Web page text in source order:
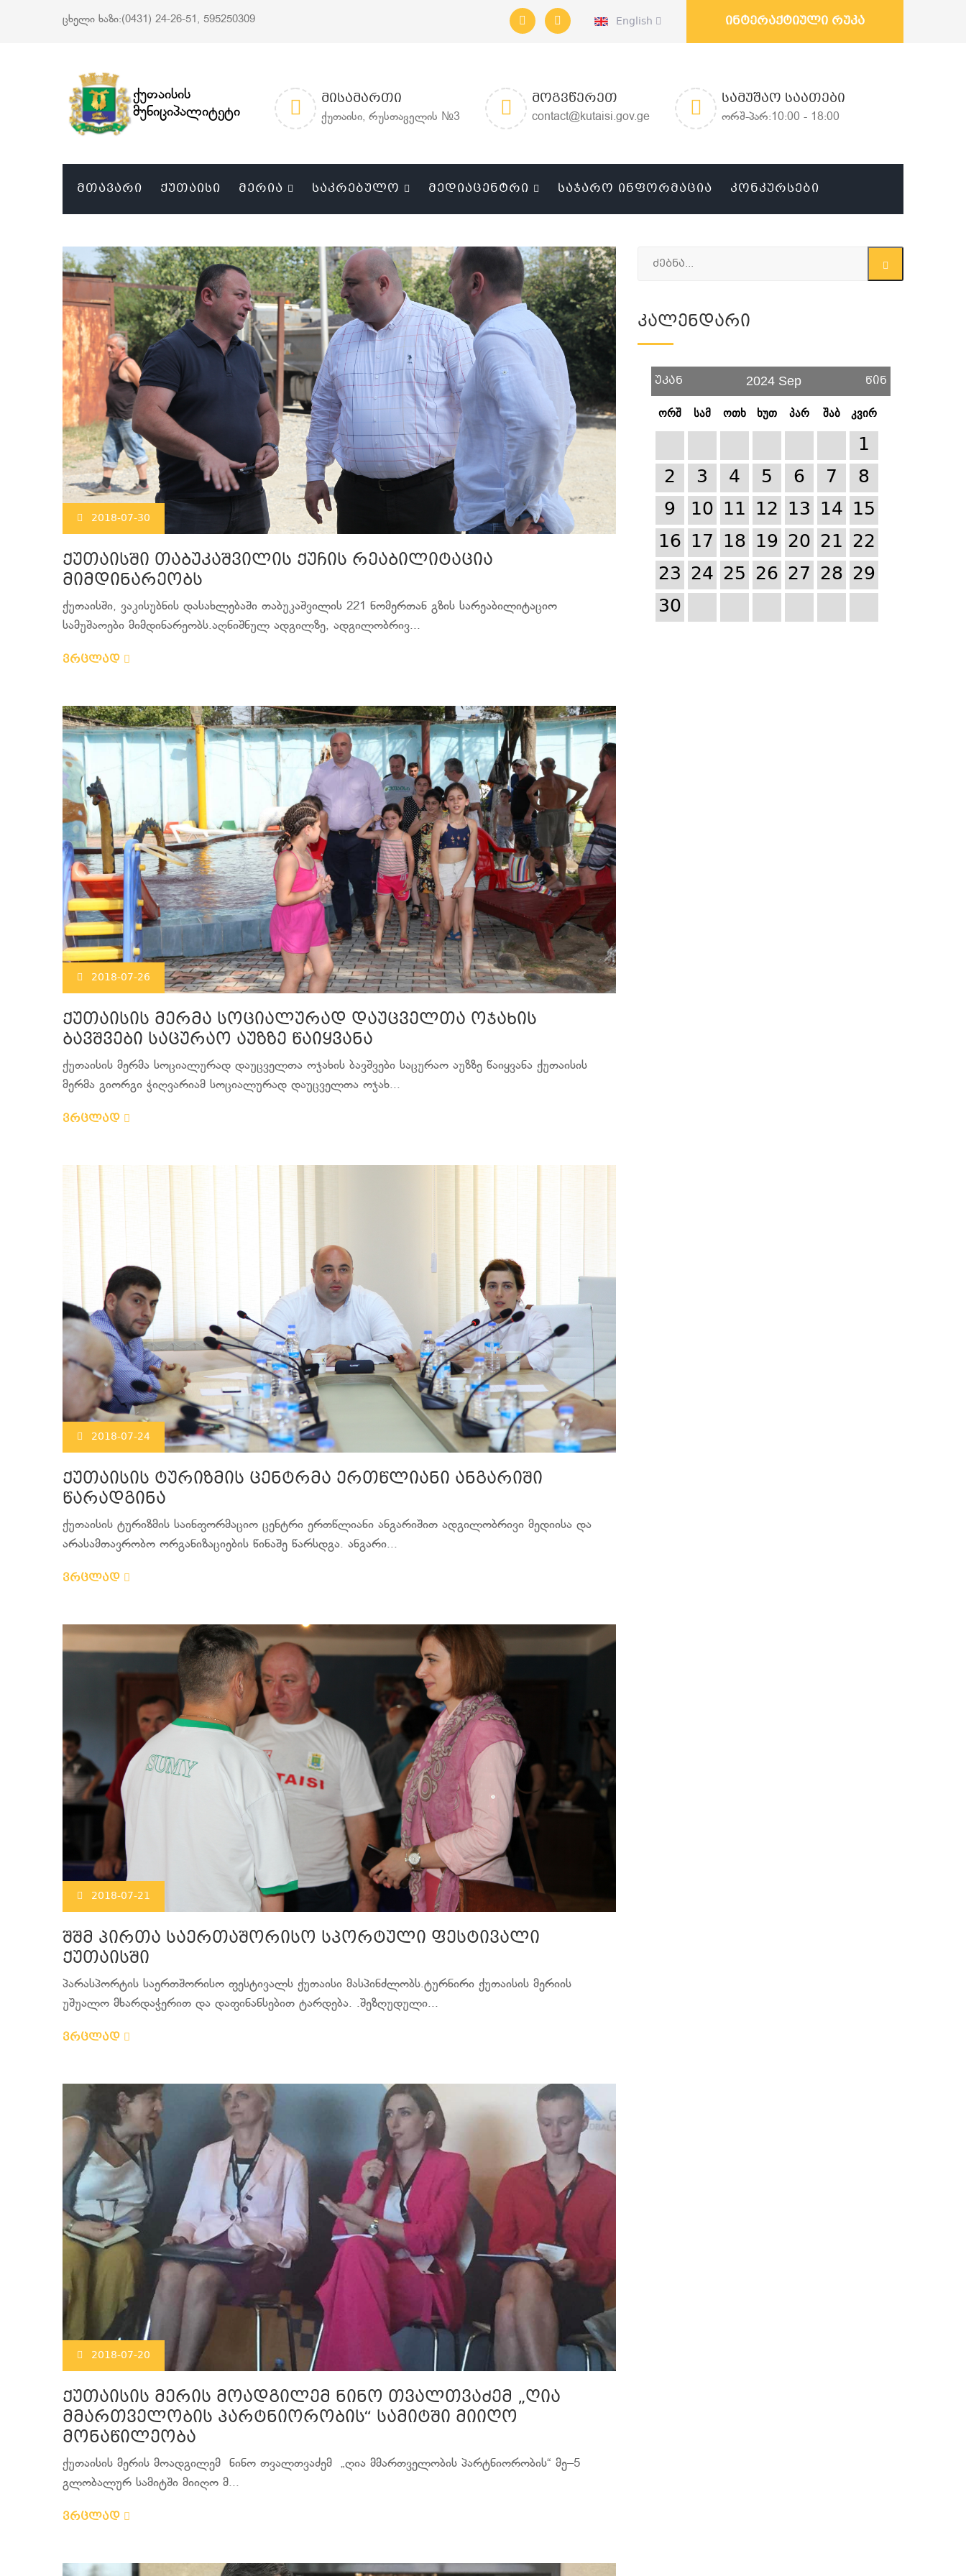
ცხელი ხაზი:(0431) 24-26-51, 595250309 English ინტერაქტიული რუკა
ქუთაისის
მუნიციპალიტეტი
ᲛᲘᲡᲐᲛᲐᲠᲗᲘ
ქუთაისი, რუსთაველის №3
ᲛᲝᲒᲕᲬᲔᲠᲔᲗ
contact@kutaisi.gov.ge
ᲡᲐᲛᲣᲨᲐᲝ ᲡᲐᲐᲗᲔᲑᲘ
ორშ-პარ:10:00 - 18:00
ᲛᲗᲐᲕᲐᲠᲘ ᲥᲣᲗᲐᲘᲡᲘ ᲛᲔᲠᲘᲐ ᲡᲐᲙᲠᲔᲑᲣᲚᲝ ᲛᲔᲓᲘᲐᲪᲔᲜᲢᲠᲘ ᲡᲐᲯᲐᲠᲝ ᲘᲜᲤᲝᲠᲛᲐᲪᲘᲐ ᲙᲝᲜᲙᲣᲠᲡᲔᲑᲘ
2018-07-30
ქუთაისში თაბუკაშვილის ქუჩის რეაბილიტაცია
მიმდინარეობს
ქუთაისში, ვაკისუბნის დასახლებაში თაბუკაშვილის 221 ნომერთან გზის სარეაბილიტაციო
სამუშაოები მიმდინარეობს.აღნიშნულ ადგილზე, ადგილობრივ...
ვრცლად
2018-07-26
ქუთაისის მერმა სოციალურად დაუცველთა ოჯახის
ბავშვები საცურაო აუზზე წაიყვანა
ქუთაისის მერმა სოციალურად დაუცველთა ოჯახის ბავშვები საცურაო აუზზე წაიყვანა ქუთაისის
მერმა გიორგი ჭიღვარიამ სოციალურად დაუცველთა ოჯახ...
ვრცლად
2018-07-24
ქუთაისის ტურიზმის ცენტრმა ერთწლიანი ანგარიში
წარადგინა
ქუთაისის ტურიზმის საინფორმაციო ცენტრი ერთწლიანი ანგარიშით ადგილობრივი მედიისა და
არასამთავრობო ორგანიზაციების წინაშე წარსდგა. ანგარი...
ვრცლად
2018-07-21
შშმ პირთა საერთაშორისო სპორტული ფესტივალი
ქუთაისში
პარასპორტის საერთშორისო ფესტივალს ქუთაისი მასპინძლობს.ტურნირი ქუთაისის მერიის
უშუალო მხარდაჭერით და დაფინანსებით ტარდება. .შეზღუდული...
ვრცლად
2018-07-20
ქუთაისის მერის მოადგილემ ნინო თვალთვაძემ „ღია
მმართველობის პარტნიორობის“ სამიტში მიიღო
მონაწილეობა
ქუთაისის მერის მოადგილემ ნინო თვალთვაძემ „ღია მმართველობის პარტნიორობის“ მე–5
გლობალურ სამიტში მიიღო მ...
ვრცლად
Კალენდარი
უკან 2024 Sep წინ
ორშ სამ ოთხ ხუთ პარ შაბ კვირ
1
2
3 4 5 6 7
8
9
10 11 12 13 14 15
16 17 18 19 20 21 22
23 24 25 26 27 28 29
30